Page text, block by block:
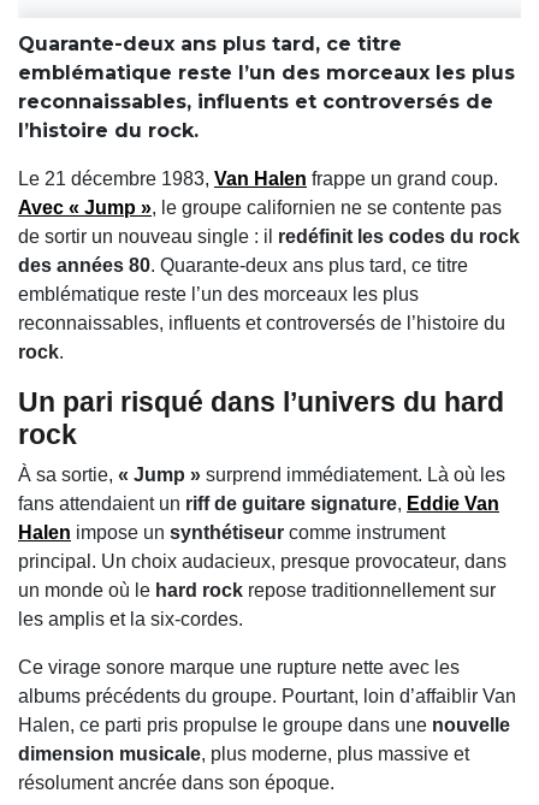
Quarante-deux ans plus tard, ce titre
emblématique reste l’un des morceaux les plus
reconnaissables, influents et controversés de
l’histoire du rock.
Le 21 décembre 1983, Van Halen frappe un grand coup.
Avec « Jump », le groupe californien ne se contente pas
de sortir un nouveau single : il redéfinit les codes du rock
des années 80. Quarante-deux ans plus tard, ce titre
emblématique reste l’un des morceaux les plus
reconnaissables, influents et controversés de l’histoire du
rock.
Un pari risqué dans l’univers du hard
rock
À sa sortie, « Jump » surprend immédiatement. Là où les
fans attendaient un riff de guitare signature, Eddie Van
Halen impose un synthétiseur comme instrument
principal. Un choix audacieux, presque provocateur, dans
un monde où le hard rock repose traditionnellement sur
les amplis et la six-cordes.
Ce virage sonore marque une rupture nette avec les
albums précédents du groupe. Pourtant, loin d’affaiblir Van
Halen, ce parti pris propulse le groupe dans une nouvelle
dimension musicale, plus moderne, plus massive et
résolument ancrée dans son époque.